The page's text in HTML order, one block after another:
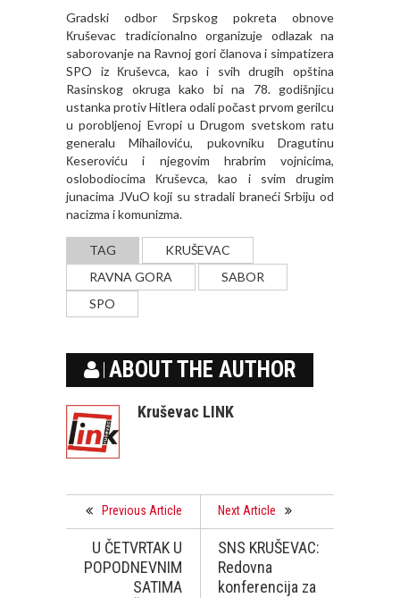
Gradski odbor Srpskog pokreta obnove
Кruševac tradicionalno organizuje odlazak na
saborovanje na Ravnoj gori članova i simpatizera
SPO iz Кruševca, kao i svih drugih opština
Rasinskog okruga kako bi na 78. godišnjicu
ustanka protiv Hitlera odali počast prvom gerilcu
u porobljenoj Evropi u Drugom svetskom ratu
generalu Mihailoviću, pukovniku Dragutinu
Кeseroviću i njegovim hrabrim vojnicima,
oslobodiocima Кruševca, kao i svim drugim
junacima JVuO koji su stradali braneći Srbiju od
nacizma i komunizma.
TAG
KRUŠEVAC
RAVNA GORA
SABOR
SPO
ABOUT THE AUTHOR
Kruševac LINK
Previous Article
U ČETVRTAK U
POPODNEVNIM
SATIMA
Next Article
SNS KRUŠEVAC:
Redovna
konferencija za